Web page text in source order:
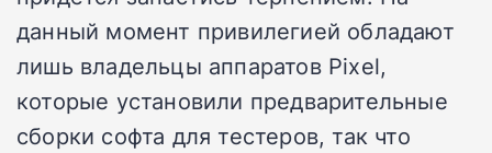
данный момент привилегией обладают
лишь владельцы аппаратов Pixel,
которые установили предварительные
сборки софта для тестеров, так что